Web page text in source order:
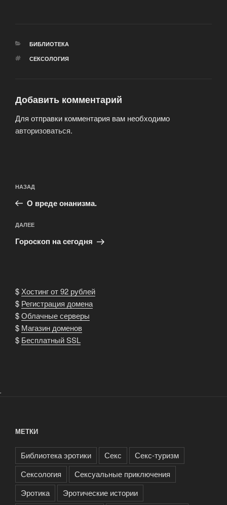
РУБРИКИ
БИБЛИОТЕКА
МЕТКИ
СЕКСОЛОГИЯ
Добавить комментарий
Для отправки комментария вам необходимо
авторизоваться.
по
записям
Предыдущая
запись:
НАЗАД
О вреде онанизма.
Следующая
запись
ДАЛЕЕ
Гороскоп на сегодня
$Хостинг от 92 рублей
$ Регистрация домена
$Облачные серверы
$ Магазин доменов
$ Бесплатный SSL
.
МЕТКИ
Библиотека эротики Секс
Секс-туризм
Сексология
Сексуальные приключения
Эротика
Эротические истории